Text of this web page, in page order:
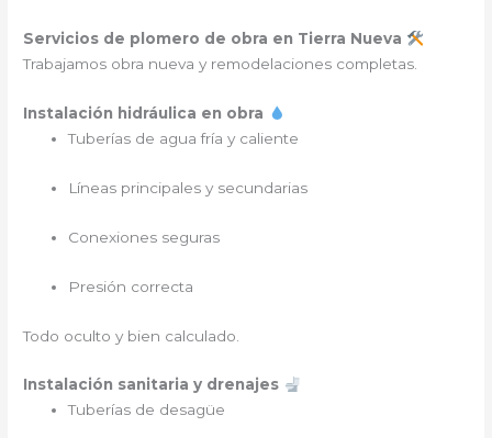
Servicios de plomero de obra en Tierra Nueva
Trabajamos obra nueva y remodelaciones completas.
Instalación hidráulica en obra
Tuberías de agua fría y caliente
Líneas principales y secundarias
Conexiones seguras
Presión correcta
Todo oculto y bien calculado.
Instalación sanitaria y drenajes
Tuberías de desagüe